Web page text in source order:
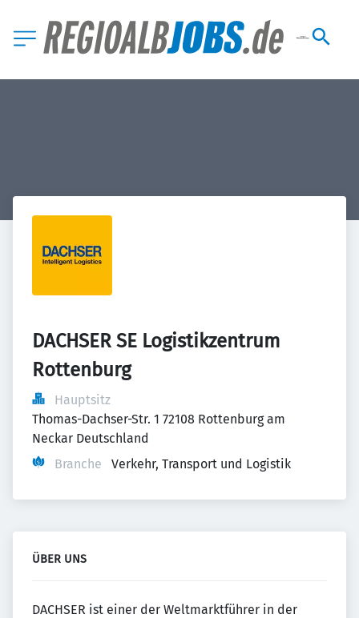
DACHSER SE Logistikzentrum
Rottenburg
Hauptsitz
Thomas-Dachser-Str. 1 72108 Rottenburg am
Neckar Deutschland
Branche
Verkehr, Transport und Logistik
ÜBER UNS
DACHSER ist einer der Weltmarktführer in der